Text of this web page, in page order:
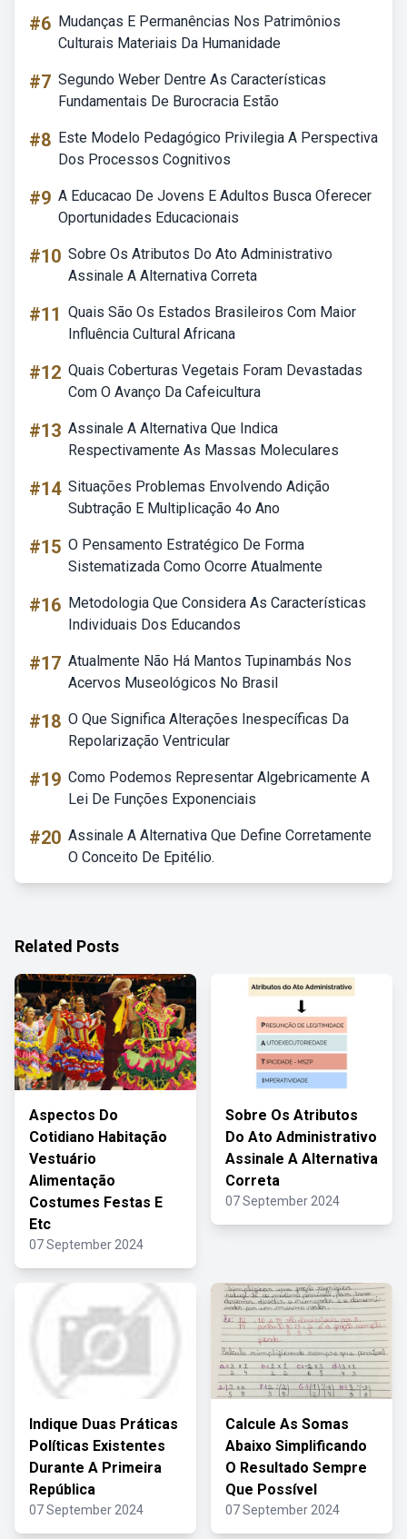
#6 Mudanças E Permanências Nos Patrimônios
Culturais Materiais Da Humanidade
#7 Segundo Weber Dentre As Características
Fundamentais De Burocracia Estão
#8 Este Modelo Pedagógico Privilegia A Perspectiva
Dos Processos Cognitivos
#9 A Educacao De Jovens E Adultos Busca Oferecer
Oportunidades Educacionais
#10 Sobre Os Atributos Do Ato Administrativo
Assinale A Alternativa Correta
#11 Quais São Os Estados Brasileiros Com Maior
Influência Cultural Africana
#12 Quais Coberturas Vegetais Foram Devastadas
Com O Avanço Da Cafeicultura
#13 Assinale A Alternativa Que Indica
Respectivamente As Massas Moleculares
#14 Situações Problemas Envolvendo Adição
Subtração E Multiplicação 4o Ano
#15 O Pensamento Estratégico De Forma
Sistematizada Como Ocorre Atualmente
#16 Metodologia Que Considera As Características
Individuais Dos Educandos
#17 Atualmente Não Há Mantos Tupinambás Nos
Acervos Museológicos No Brasil
#18 O Que Significa Alterações Inespecíficas Da
Repolarização Ventricular
#19 Como Podemos Representar Algebricamente A
Lei De Funções Exponenciais
#20 Assinale A Alternativa Que Define Corretamente
O Conceito De Epitélio.
Related Posts
Aspectos Do
Cotidiano Habitação
Vestuário
Alimentação
Costumes Festas E
Etc
07 September 2024
Sobre Os Atributos
Do Ato Administrativo
Assinale A Alternativa
Correta
07 September 2024
Indique Duas Práticas
Políticas Existentes
Durante A Primeira
República
07 September 2024
Calcule As Somas
Abaixo Simplificando
O Resultado Sempre
Que Possível
07 September 2024